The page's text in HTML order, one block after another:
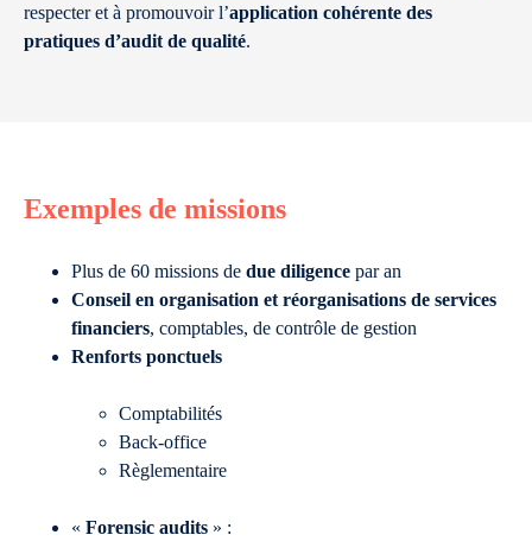
respecter et à promouvoir l’application cohérente des
pratiques d’audit de qualité.
Exemples de missions
Plus de 60 missions de due diligence par an
Conseil en organisation et réorganisations de services
financiers, comptables, de contrôle de gestion
Renforts ponctuels
​Comptabilités
Back-office
Règlementaire
« Forensic audits » :